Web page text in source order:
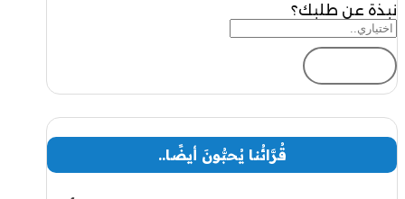
نبذة عن طلبك؟
قُرَّائُنا يُحبُّونَ أيضًا..